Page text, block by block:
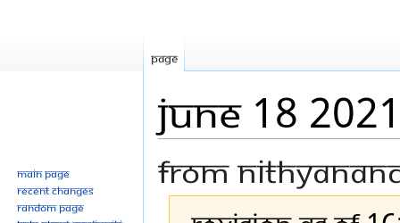
June 18
From
Page
Main page
Recent changes
Random page